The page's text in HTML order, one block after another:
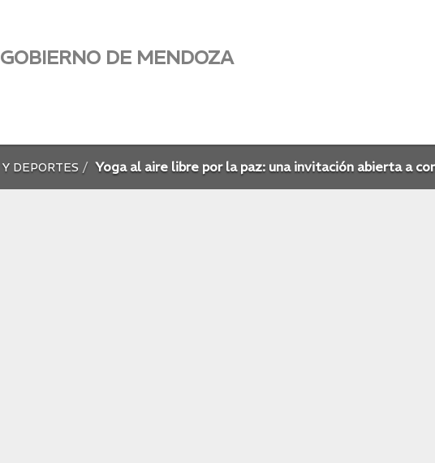
DE MENDOZA
DEPORTES Yoga al aire libre por la paz: una invitación abierta a